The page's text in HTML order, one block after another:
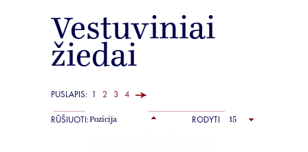
Vestuviniai
žiedai
PUSLAPIS: 1 2 3 4
RŪŠIUOTI: RODYTI